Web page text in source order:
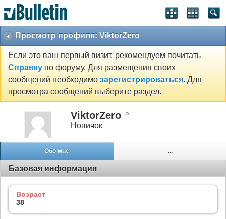
Просмотр профиля: ViktorZero
Если это ваш первый визит, рекомендуем почитать
Справку по форуму. Для размещения своих
сообщений необходимо зарегистрироваться. Для
просмотра сообщений выберите раздел.
ViktorZero
Новичок
Обо мне ...
Базовая информация
Возраст
38